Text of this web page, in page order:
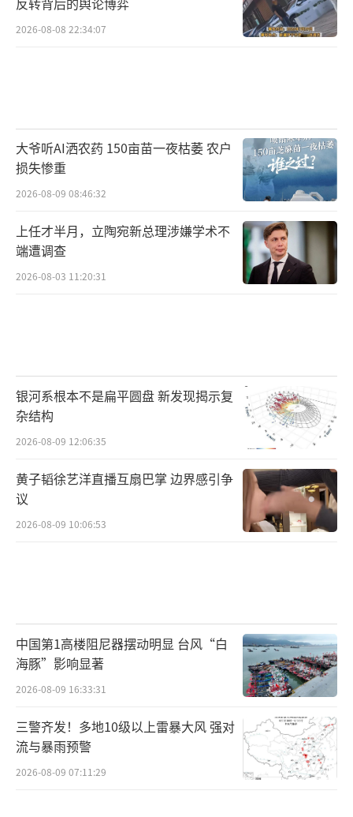
2026-08-08 22:34:07
大爷听AI洒农药 150亩苗一夜枯萎 农户
损失惨重
2026-08-09 08:46:32
上任才半月，立陶宛新总理涉嫌学术不
端遭调查
2026-08-03 11:20:31
银河系根本不是扁平圆盘 新发现揭示复
杂结构
2026-08-09 12:06:35
黄子韬徐艺洋直播互扇巴掌 边界感引争
议
2026-08-09 10:06:53
中国第1高楼阻尼器摆动明显 台风“白
海豚”影响显著
2026-08-09 16:33:31
三警齐发！多地10级以上雷暴大风 强对
流与暴雨预警
2026-08-09 07:11:29